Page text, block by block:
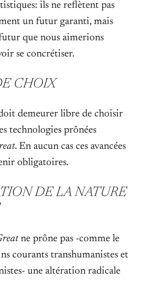
ils ne reflètent pas
un futur garanti, mais
que nous aimerions
se concrétiser.
CHOIX
demeurer libre de choisir
technologies prônées
. En aucun cas ces avancées
obligatoires.
DE LA NATURE
ne prône pas -comme le
courants transhumanistes et
une altération radicale